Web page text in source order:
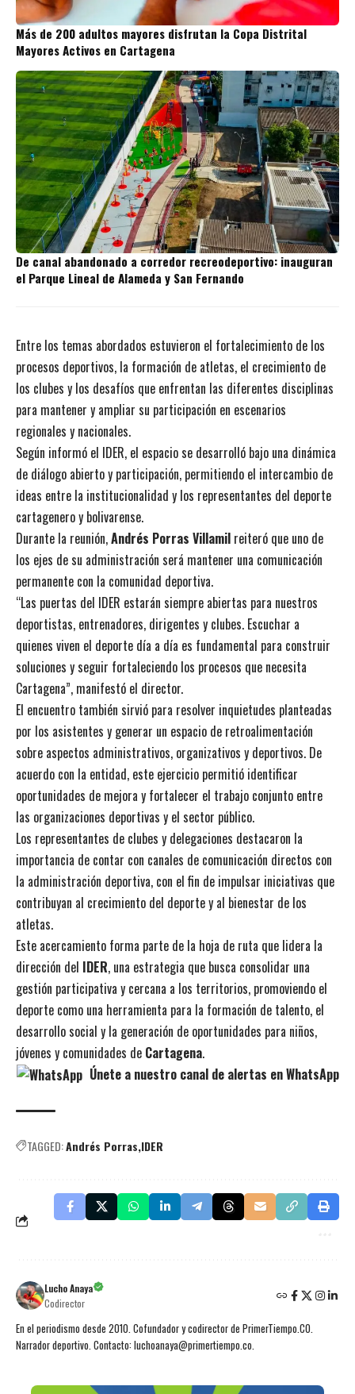
Más de 200 adultos mayores disfrutan la Copa Distrital
Mayores Activos en Cartagena
De canal abandonado a corredor recreodeportivo: inauguran
el Parque Lineal de Alameda y San Fernando
Entre los temas abordados estuvieron el fortalecimiento de los
procesos deportivos, la formación de atletas, el crecimiento de
los clubes y los desafíos que enfrentan las diferentes disciplinas
para mantener y ampliar su participación en escenarios
regionales y nacionales.
Según informó el IDER, el espacio se desarrolló bajo una dinámica
de diálogo abierto y participación, permitiendo el intercambio de
ideas entre la institucionalidad y los representantes del deporte
cartagenero y bolivarense.
Durante la reunión,Andrés Porras Villamil reiteró que uno de
los ejes de su administración será mantener una comunicación
permanente con la comunidad deportiva.
“Las puertas del IDER estarán siempre abiertas para nuestros
deportistas, entrenadores, dirigentes y clubes. Escuchar a
quienes viven el deporte día a día es fundamental para construir
soluciones y seguir fortaleciendo los procesos que necesita
Cartagena”, manifestó el director.
El encuentro también sirvió para resolver inquietudes planteadas
por los asistentes y generar un espacio de retroalimentación
sobre aspectos administrativos, organizativos y deportivos. De
acuerdo con la entidad, este ejercicio permitió identificar
oportunidades de mejora y fortalecer el trabajo conjunto entre
las organizaciones deportivas y el sector público.
Los representantes de clubes y delegaciones destacaron la
importancia de contar con canales de comunicación directos con
la administración deportiva, con el fin de impulsar iniciativas que
contribuyan al crecimiento del deporte y al bienestar de los
atletas.
Este acercamiento forma parte de la hoja de ruta que lidera la
dirección del IDER, una estrategia que busca consolidar una
gestión participativa y cercana a los territorios, promoviendo el
deporte como una herramienta para la formación de talento, el
desarrollo social y la generación de oportunidades para niños,
jóvenes y comunidades de Cartagena.
Únete a nuestro canal de alertas en WhatsApp
TAGGED:Andrés Porras IDER
Lucho Anaya
Codirector
En el periodismo desde 2010. Cofundador y codirector de PrimerTiempo.CO.
Narrador deportivo. Contacto: luchoanaya@primertiempo.co.